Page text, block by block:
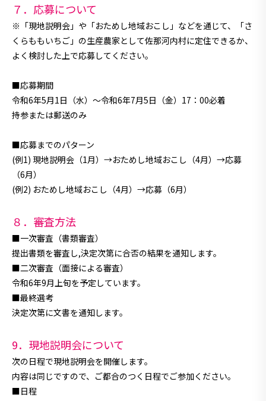
７．応募について
※「現地説明会」や「おためし地域おこし」などを通じて、
「さ
くらももいちご」の生産農家として佐那河内村に定住できるか、
よく検討した上で応募してください。
■応募期間
令和6年5月1日（水）～令和6年7月5日（金）17：00必着
持参または郵送のみ
■応募までのパターン
(例1) 現地説明会（1月）→おためし地域おこし（4月）→応募
（6月）
(例2) おためし地域おこし（4月）→応募（6月）
８．審査方法
■一次審査（書類審査）
提出書類を審査し,決定次第に合否の結果を通知します。
■二次審査（面接による審査）
令和6年9月上旬を予定しています。
■最終選考
決定次第に文書を通知します。
9．現地説明会について
次の日程で現地説明会を開催します。
内容は同じですので、ご都合のつく日程でご参加ください。
■日程